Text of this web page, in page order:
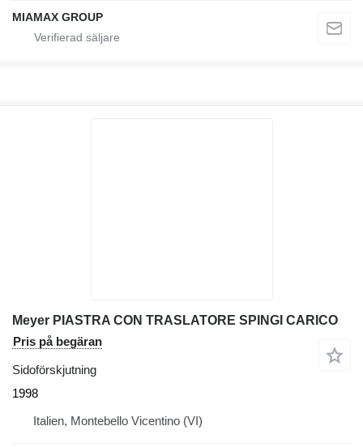
MIAMAX GROUP
Meyer PIASTRA CON TRASLATORE SPINGI CARICO
Pris på begäran
Sidoförskjutning
1998
Italien, Montebello Vicentino (VI)